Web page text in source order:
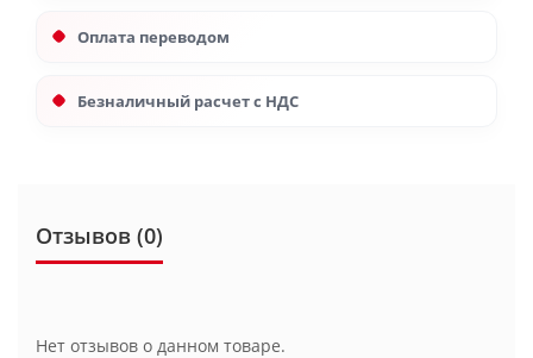
Оплата переводом
Безналичный расчет с НДС
Отзывов (0)
Нет отзывов о данном товаре.